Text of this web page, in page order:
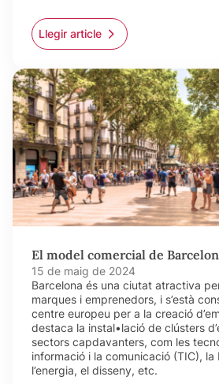
Llegir article
El model comercial de
15 de maig de 2024
Barcelona és una ciutat atractiva
marques i emprenedors, i s’està
centre europeu per a la creació
destaca la instal•lació de clústers
sectors capdavanters, com les
informació i la comunicació (TIC), la
l’energia, el disseny, etc.